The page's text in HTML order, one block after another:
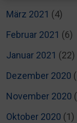
März 2021 (4)
Februar 2021 (6)
Januar 2021 (22)
Dezember 2020
November 2020
Oktober 2020 (1)